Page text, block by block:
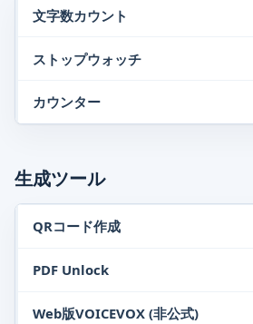
文字数カウント
ストップウォッチ
カウンター
生成ツール
QRコード作成
PDF Unlock
Web版VOICEVOX (非公式)